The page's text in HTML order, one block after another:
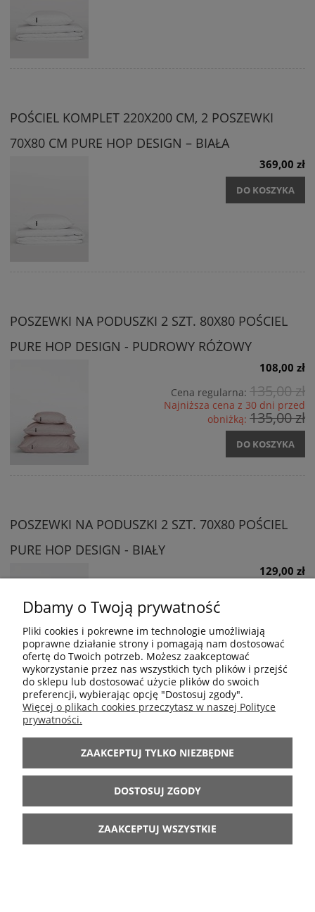
POŚCIEL KOMPLET 220X200 CM, 2 POSZEWKI
70X80 CM PURE HOP DESIGN – BIAŁA
369,00 zł
DO KOSZYKA
POSZEWKI NA PODUSZKI 2 SZT. 80X80 POŚCIEL
PURE HOP DESIGN - PUDROWY RÓŻOWY
108,00 zł
Cena regularna: 135,00 zł
Najniższa cena z 30 dni przed
obniżką: 135,00 zł
DO KOSZYKA
POSZEWKI NA PODUSZKI 2 SZT. 70X80 POŚCIEL
PURE HOP DESIGN - BIAŁY
129,00 zł
OPINIE O PRODUKCIE.
WYŚWIETLANE SĄ OPINIE
PO WERYFIKACJI PRZEZ
ADMINISTRATORA
SKLEPU CZY OSOBA
Dbamy o Twoją prywatność
Pliki cookies i pokrewne im technologie umożliwiają
poprawne działanie strony i pomagają nam dostosować
ofertę do Twoich potrzeb. Możesz zaakceptować
wykorzystanie przez nas wszystkich tych plików i przejść
do sklepu lub dostosować użycie plików do swoich
preferencji, wybierając opcję "Dostosuj zgody".
Więcej o plikach cookies przeczytasz w naszej Polityce
prywatności.
ZAAKCEPTUJ TYLKO NIEZBĘDNE
DOSTOSUJ ZGODY
ZAAKCEPTUJ WSZYSTKIE